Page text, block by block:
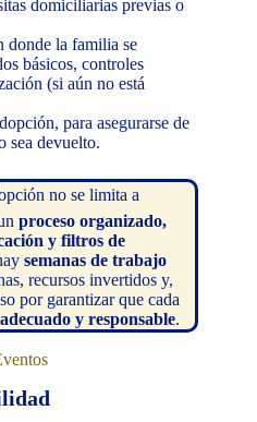
domiciliarias previas o
donde la familia se
básicos, controles
(si aún no está
para asegurarse de
sea devuelto.
no se limita a
proceso organizado,
y filtros de
semanas de trabajo
recursos invertidos y,
por garantizar que cada
y responsable.